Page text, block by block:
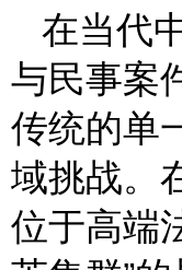
在当代
与民事案
传统的单
域挑战。
位于高端